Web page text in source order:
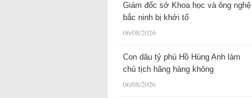
Giám đốc sở Khoa học và ông nghệ
bắc ninh bị khởi tố
06/08/2026
Con dâu tỷ phú Hồ Hùng Anh làm
chủ tịch hãng hàng không
06/08/2026